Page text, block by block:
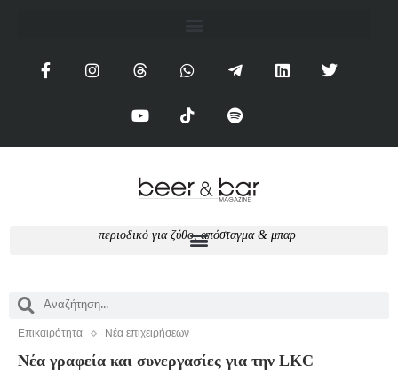
περιοδικό για ζύθο, απόσταγμα & μπαρ
Επικαιρότητα Νέα επιχειρήσεων
Νέα γραφεία και συνεργασίες για την LKC